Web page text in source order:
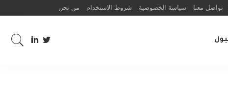
تواصل معنا سياسة الخصوصية شروط الاستخدام من نحن